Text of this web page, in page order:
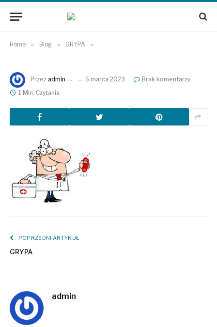
Home » Blog » GRYPA »
Przez admin 5 marca 2023
Brak komentarzy
1 Min. Czytania
POPRZEDNI ARTYKUŁ
GRYPA
admin